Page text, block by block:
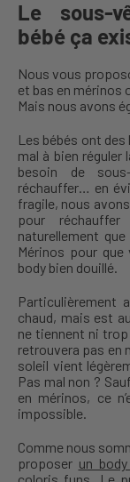
Le sous-
bébé ça
Nous vous
et bas en mérinos
Mais nous avons
Les bébés ont
mal à bien
besoin de
réchauffer… en
fragile, nous
pour
naturellement
Mérinos pour
body bien douillé.
Particulièrement
chaud, mais est
ne tiennent ni
retrouvera pas en
soleil vient
Pas mal non ?
en mérinos, ce
impossible.
Comme nous
proposer un